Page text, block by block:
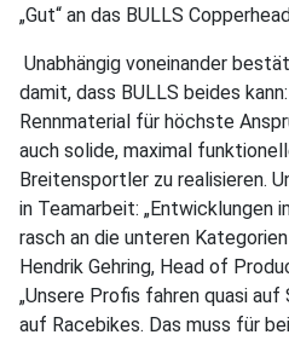
„Gut“ an das BULLS
Unabhängig voneinander
damit, dass BULLS beides
Rennmaterial für höchste
auch solide, maximal
Breitensportler zu realisieren.
in Teamarbeit: „Entwicklungen
rasch an die unteren
Hendrik Gehring, Head of
„Unsere Profis fahren quasi
auf Racebikes. Das muss für